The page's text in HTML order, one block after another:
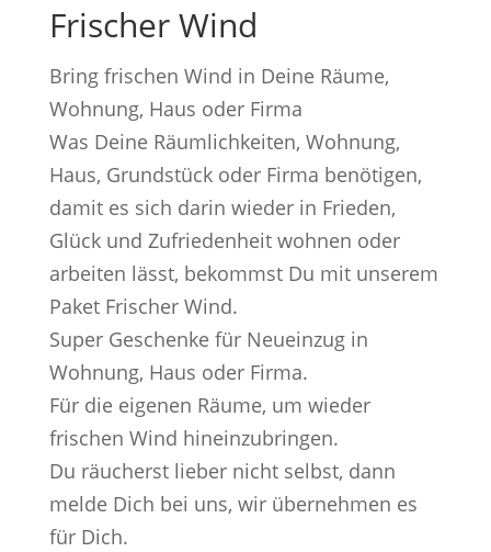
Frischer Wind
Bring frischen Wind in Deine Räume,
Wohnung, Haus oder Firma
Was Deine Räumlichkeiten, Wohnung,
Haus, Grundstück oder Firma benötigen,
damit es sich darin wieder in Frieden,
Glück und Zufriedenheit wohnen oder
arbeiten lässt, bekommst Du mit unserem
Paket Frischer Wind.
Super Geschenke für Neueinzug in
Wohnung, Haus oder Firma.
Für die eigenen Räume, um wieder
frischen Wind hineinzubringen.
Du räucherst lieber nicht selbst, dann
melde Dich bei uns, wir übernehmen es
für Dich.